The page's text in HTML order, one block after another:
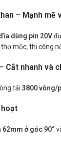
– Mạnh mẽ
dùng pin 20V
mộc, thi công
Cắt nhanh và
tải 3800 vòng/
hoạt
ở góc 90°